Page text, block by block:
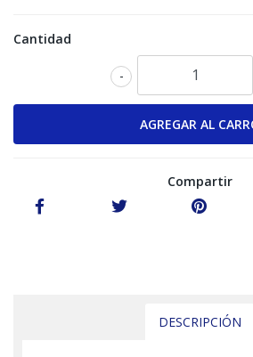
Cantidad
-
Compartir
DESCRIPCIÓN